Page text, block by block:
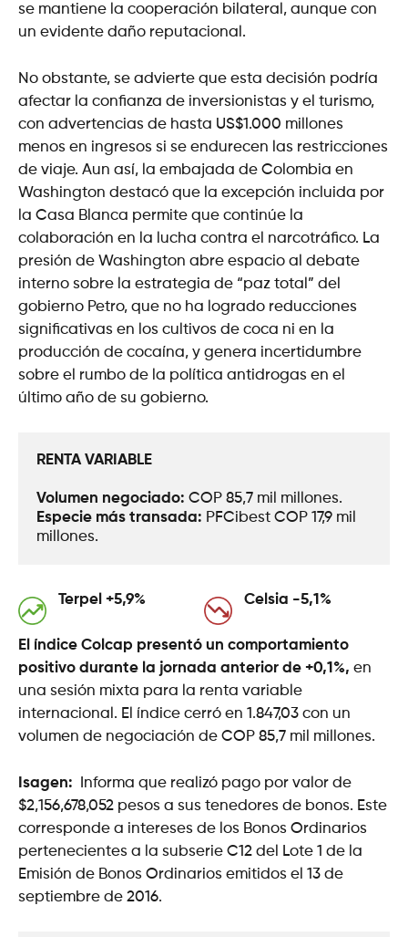
se mantiene la cooperación bilateral, aunque con
un evidente daño reputacional.
No obstante, se advierte que esta decisión podría
afectar la confianza de inversionistas y el turismo,
con advertencias de hasta US$1.000 millones
menos en ingresos si se endurecen las restricciones
de viaje. Aun así, la embajada de Colombia en
Washington destacó que la excepción incluida por
la Casa Blanca permite que continúe la
colaboración en la lucha contra el narcotráfico. La
presión de Washington abre espacio al debate
interno sobre la estrategia de “paz total” del
gobierno Petro, que no ha logrado reducciones
significativas en los cultivos de coca ni en la
producción de cocaína, y genera incertidumbre
sobre el rumbo de la política antidrogas en el
último año de su gobierno.
RENTA VARIABLE
Volumen negociado: COP 85,7 mil millones.
Especie más transada: PFCibest COP 17,9 mil
millones.
Terpel +5,9% Celsia -5,1%
El índice Colcap presentó un comportamiento
positivo durante la jornada anterior de +0,1%, en
una sesión mixta para la renta variable
internacional. El índice cerró en 1.847,03 con un
volumen de negociación de COP 85,7 mil millones.
Isagen:
Informa que realizó pago por valor de
$2,156,678,052 pesos a sus tenedores de bonos. Este
corresponde a intereses de los Bonos Ordinarios
pertenecientes a la subserie C12 del Lote 1 de la
Emisión de Bonos Ordinarios emitidos el 13 de
septiembre de 2016.